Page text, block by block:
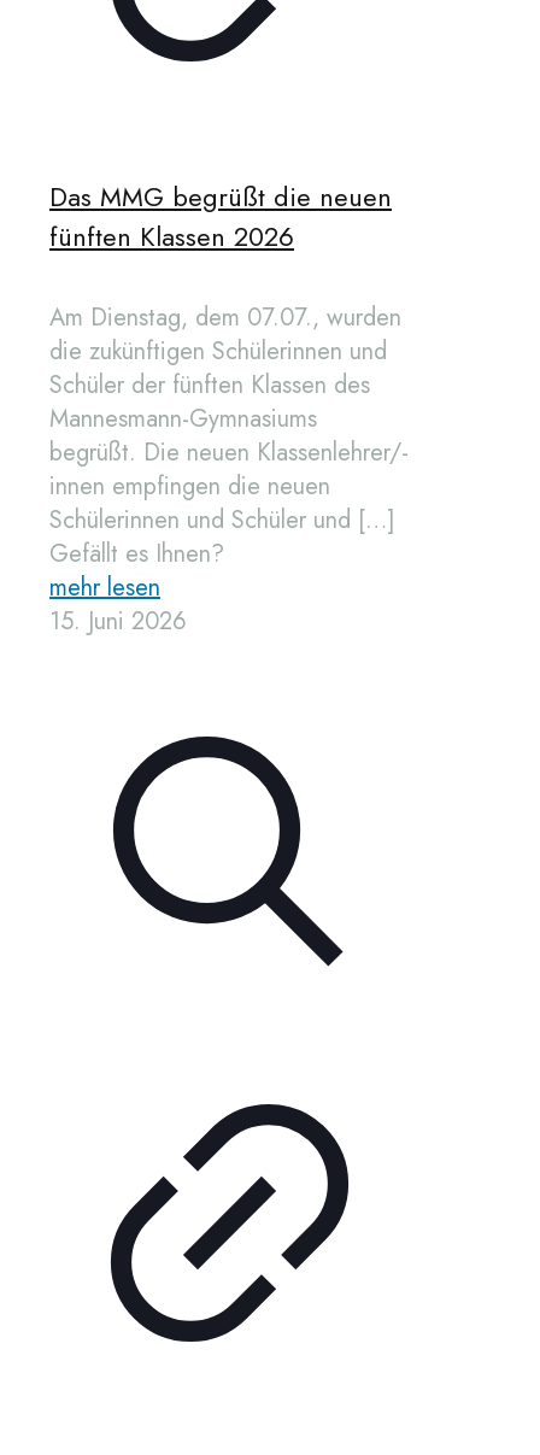
Das MMG begrüßt die neuen
fünften Klassen 2026
Am Dienstag, dem 07.07., wurden
die zukünftigen Schülerinnen und
Schüler der fünften Klassen des
Mannesmann-Gymnasiums
begrüßt. Die neuen Klassenlehrer/-
innen empfingen die neuen
Schülerinnen und Schüler und […]
Gefällt es Ihnen?
mehr lesen
15. Juni 2026